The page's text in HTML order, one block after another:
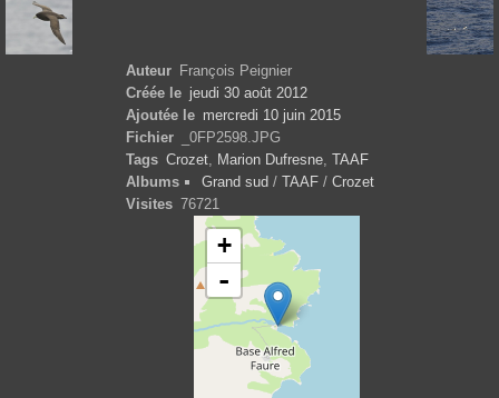
Auteur François Peignier
Créée le jeudi 30 août 2012
Ajoutée le mercredi 10 juin 2015
Fichier
_0FP2598.JPG
Tags Crozet, Marion Dufresne, TAAF
Albums
Grand sud / TAAF/ Crozet
Visites 76721
+
-